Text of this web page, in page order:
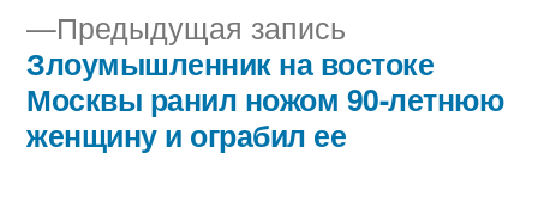
записям
Предыдущая запись
запись:
Злоумышленник на востоке
Москвы ранил ножом 90-летнюю
женщину и ограбил ее